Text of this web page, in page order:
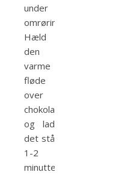
under
omrøring.
Hæld
den
varme
fløde
over
chokoladen
og lad
det stå
1-2
minutter.